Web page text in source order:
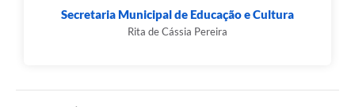
Secretaria Municipal de Educação e Cultura
Rita de Cássia Pereira